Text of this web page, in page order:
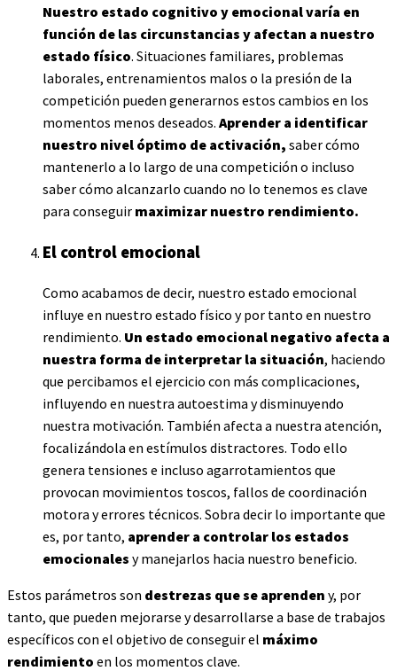
Nuestro estado cognitivo y emocional varía en
función de las circunstancias y afectan a nuestro
estado físico. Situaciones familiares, problemas
laborales, entrenamientos malos o la presión de la
competición pueden generarnos estos cambios en los
momentos menos deseados. Aprender a identificar
nuestro nivel óptimo de activación, saber cómo
mantenerlo a lo largo de una competición o incluso
saber cómo alcanzarlo cuando no lo tenemos es clave
para conseguir maximizar nuestro rendimiento.
El control emocional
Como acabamos de decir, nuestro estado emocional
influye en nuestro estado físico y por tanto en nuestro
rendimiento. Un estado emocional negativo afecta a
nuestra forma de interpretar la situación, haciendo
que percibamos el ejercicio con más complicaciones,
influyendo en nuestra autoestima y disminuyendo
nuestra motivación. También afecta a nuestra atención,
focalizándola en estímulos distractores. Todo ello
genera tensiones e incluso agarrotamientos que
provocan movimientos toscos, fallos de coordinación
motora y errores técnicos. Sobra decir lo importante que
es, por tanto, aprender a controlar los estados
emocionales y manejarlos hacia nuestro beneficio.
Estos parámetros son destrezas que se aprenden y, por
tanto, que pueden mejorarse y desarrollarse a base de trabajos
específicos con el objetivo de conseguir el máximo
rendimiento en los momentos clave.